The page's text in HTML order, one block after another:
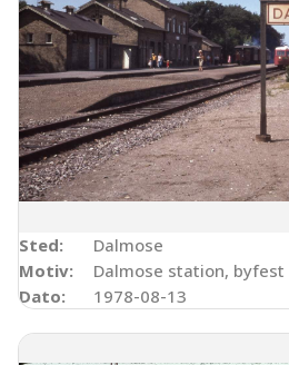
Sted:
Dalmose
Motiv:
Dalmose station, byfest
Dato:
1978-08-13